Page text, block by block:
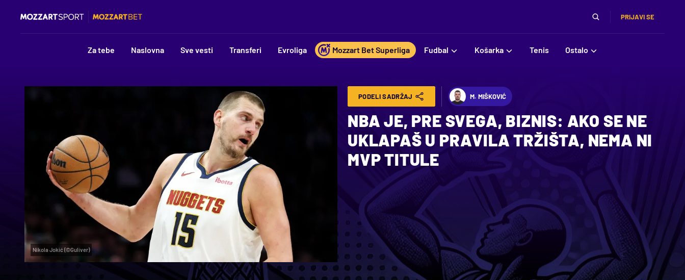
PRIJAVI SE
Za tebe Naslovna Sve vesti Transferi Evroliga Mozzart Bet Superliga Fudbal Košarka Tenis Ostalo
Nikola Jokić (©Guliver)
PODELI SADRŽAJ M. MIŠKOVIĆ
NBA JE, PRE SVEGA, BIZNIS: AKO SE NE
UKLAPAŠ U PRAVILA TRŽIŠTA, NEMA NI
MVP TITULE